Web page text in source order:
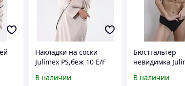
Накладки на соски
Julimex PS,беж 10 E/F
В наличии
Бюстгальтер
невидимка
В наличии